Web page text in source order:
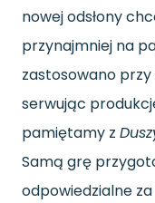
nowej odsłony
przynajmniej na
zastosowano przy
serwując
pamiętamy z
Samą grę
odpowiedzialne za